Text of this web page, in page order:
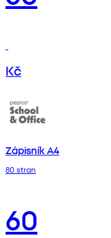
Kč
Zápisník A4
80 stran
60